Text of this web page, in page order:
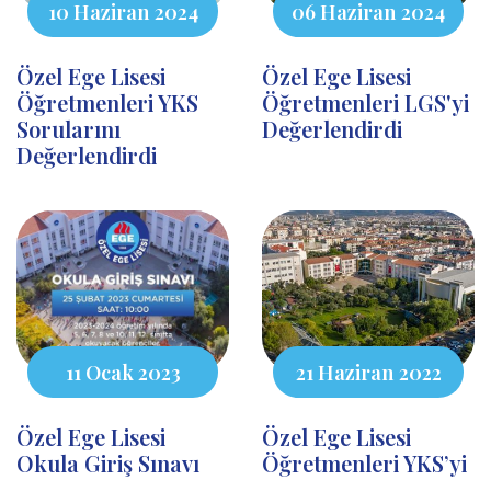
10 Haziran 2024
Özel Ege Lisesi
Öğretmenleri YKS
Sorularını
Değerlendirdi
06 Haziran 2024
Özel Ege Lisesi
Öğretmenleri LGS'yi
Değerlendirdi
11 Ocak 2023
Özel Ege Lisesi
Okula Giriş Sınavı
21 Haziran 2022
Özel Ege Lisesi
Öğretmenleri YKS’yi